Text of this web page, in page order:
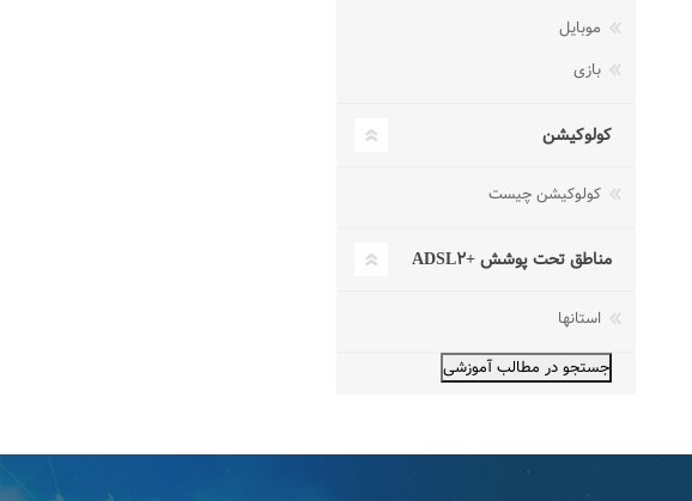
موبایل
بازی
کولوکیشن
کولوکیشن چیست
مناطق تحت پوشش +ADSL۲
استانها